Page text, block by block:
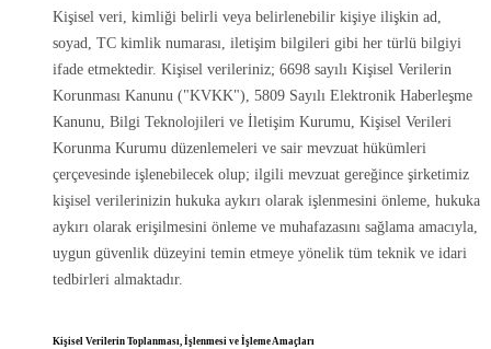
Kişisel veri, kimliği belirli veya belirlenebilir kişiye ilişkin ad,
soyad, TC kimlik numarası, iletişim bilgileri gibi her türlü bilgiyi
ifade etmektedir. Kişisel verileriniz; 6698 sayılı Kişisel Verilerin
Korunması Kanunu ("KVKK"), 5809 Sayılı Elektronik Haberleşme
Kanunu, Bilgi Teknolojileri ve İletişim Kurumu, Kişisel Verileri
Korunma Kurumu düzenlemeleri ve sair mevzuat hükümleri
çerçevesinde işlenebilecek olup; ilgili mevzuat gereğince şirketimiz
kişisel verilerinizin hukuka aykırı olarak işlenmesini önleme, hukuka
aykırı olarak erişilmesini önleme ve muhafazasını sağlama amacıyla,
uygun güvenlik düzeyini temin etmeye yönelik tüm teknik ve idari
tedbirleri almaktadır.
Kişisel Verilerin Toplanması, İşlenmesi ve İşleme Amaçları